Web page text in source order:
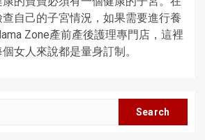
自己的子宮情況，如果需要進行養
Zone產前產後護理專門店，這裡
女人來說都是量身訂制。